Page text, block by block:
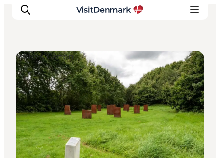
Inspiration
Regionen
Erlebnisse
Unterkünfte
Reiseplanung
Parks & Gärten